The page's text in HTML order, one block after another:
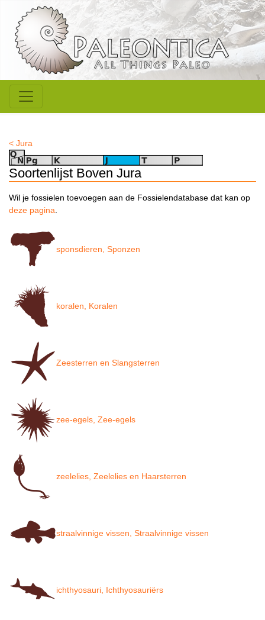
< Jura
Soortenlijst Boven Jura
Wil je fossielen toevoegen aan de Fossielendatabase dat kan op
deze pagina.
sponsdieren, Sponzen
koralen, Koralen
Zeesterren en Slangsterren
zee-egels, Zee-egels
zeelelies, Zeelelies en Haarsterren
straalvinnige vissen, Straalvinnige vissen
ichthyosauri, Ichthyosauriërs